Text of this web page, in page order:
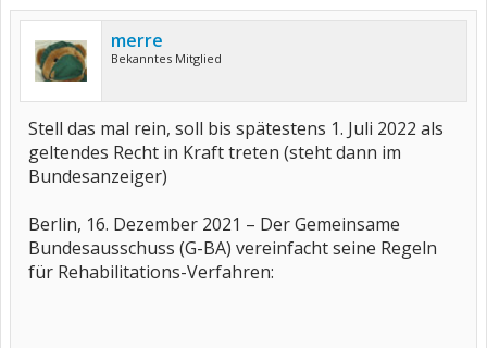
merre
Bekanntes Mitglied
Stell das mal rein, soll bis spätestens 1. Juli 2022 als
geltendes Recht in Kraft treten (steht dann im
Bundesanzeiger)
Berlin, 16. Dezember 2021 – Der Gemeinsame
Bundesausschuss (G-BA) vereinfacht seine Regeln
für Rehabilitations-Verfahren: